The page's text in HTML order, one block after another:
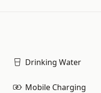
Drinking Water
Mobile Charging